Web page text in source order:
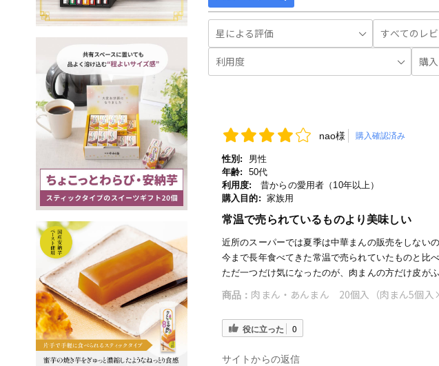
nao様 購入確認済み
性別:
男性
年齢:
50代
利用度:
昔からの愛用者（10年以上）
購入目的: 家族用
常温で売られているものより美味しい
近所のスーパーでは夏季は中華まんの販売をしない
今まで長年食べてきた常温で売られていたものと比
ただ一つだけ気になったのが、肉まんの方だけ皮が
商品： 肉まん・あんまん 20個入（肉まん5個
役に立った 0
サイトからの返信